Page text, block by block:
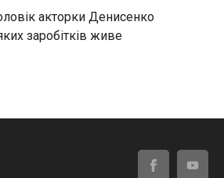
акторки Денисенко
заробітків живе